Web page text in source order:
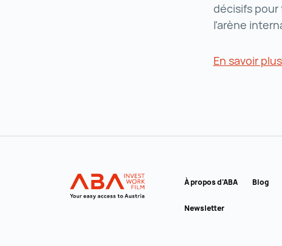
décisifs pour
l'arène
En savoir
INVEST in AUSTRIA
À propos d'ABA Blog
Newsletter